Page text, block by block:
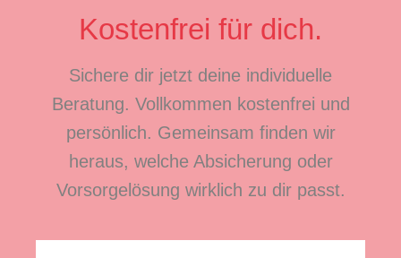
Kostenfrei für dich.
Sichere dir jetzt deine individuelle
Beratung. Vollkommen kostenfrei und
persönlich. Gemeinsam finden wir
heraus, welche Absicherung oder
Vorsorgelösung wirklich zu dir passt.